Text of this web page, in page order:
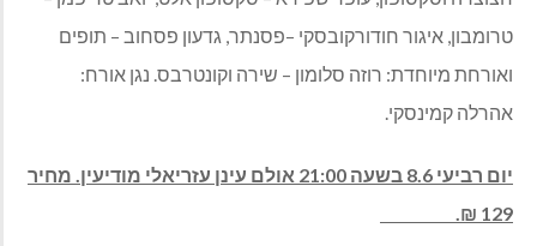
טרומבון, איגור חודורקובסקי –פסנתר, גדעון פסחוב – תופים
ואורחת מיוחדת: רוזה סלומון – שירה וקונטרבס. נגן אורח:
אהרלה קמינסקי.
יום רביעי 8.6 בשעה 21:00 אולם עינן עזריאלי מודיעין. מחיר
129 ₪.